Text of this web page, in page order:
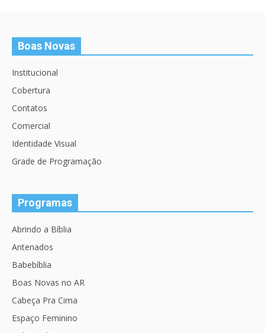
Boas Novas
Institucional
Cobertura
Contatos
Comercial
Identidade Visual
Grade de Programação
Programas
Abrindo a Bíblia
Antenados
Babebíblia
Boas Novas no AR
Cabeça Pra Cima
Espaço Feminino